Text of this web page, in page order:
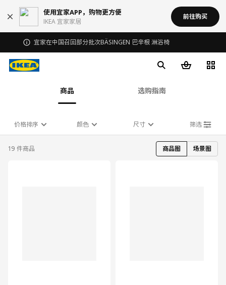
使用宜家APP，购物更方便
IKEA 宜家家居
前往购买
宜家在中国召回部分批次BÄSINGEN 巴辛根 淋浴椅
商品 选购指南
价格排序 颜色 尺寸 筛选
19 件商品 商品图 场景图